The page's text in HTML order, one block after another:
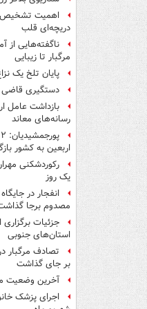
اهمیت تشخیص
دریچه‌ای قلب
ناگفته‌هایی از
مرگبار تا زیبایی
پایان تلخ یک
دستگیری قاضی
بازداشت عامل
رسانه‌های معاند
اربعین به کشور
یک روز
مصدوم برجا
جزئیات
استان‌های جنوبی
بر جای گذاشت
آخرین وضعیت